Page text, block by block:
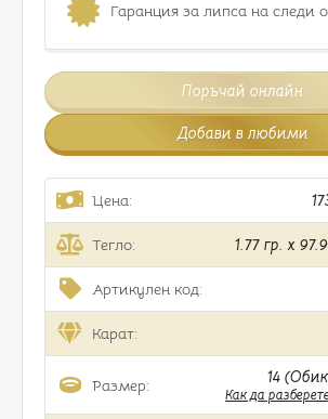
Гаранция за липса на следи
Поръчай онлайн
Добави в любими
Цена:
Тегло: 1.77 гр. x
Артикулен код:
Карат:
Размер: 14
Как да